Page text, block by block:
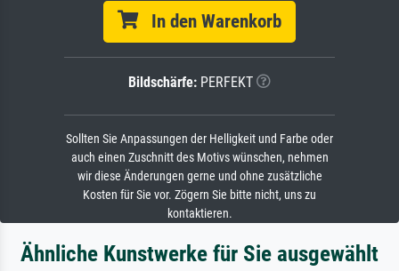
In den Warenkorb
Bildschärfe: PERFEKT
Sollten Sie Anpassungen der Helligkeit und Farbe oder
auch einen Zuschnitt des Motivs wünschen, nehmen
wir diese Änderungen gerne und ohne zusätzliche
Kosten für Sie vor. Zögern Sie bitte nicht, uns zu
kontaktieren.
Ähnliche Kunstwerke für Sie ausgewählt